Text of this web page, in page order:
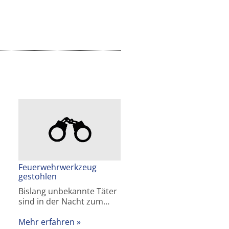
Feuerwehrwerkzeug
gestohlen
Bislang unbekannte Täter
sind in der Nacht zum…
Mehr erfahren